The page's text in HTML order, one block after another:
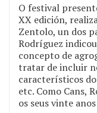
O festival
XX edición,
Zentolo, un dos
Rodríguez
concepto de
tratar de incluir
característicos
etc. Como Cans,
os seus vinte